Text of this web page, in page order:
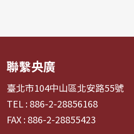
聯繫央廣
臺北市104中山區北安路55號
TEL : 886-2-28856168
FAX : 886-2-28855423